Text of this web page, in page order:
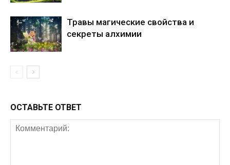
Травы магические свойства и
секреты алхимии
ОСТАВЬТЕ ОТВЕТ